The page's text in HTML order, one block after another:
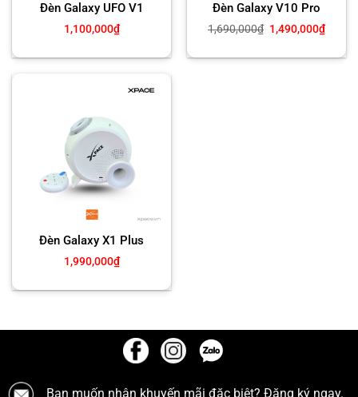
Đèn Galaxy UFO V1
1,100,000₫
Đèn Galaxy V10 Pro
1,690,000₫ Giá
gốc
1,690,000₫.
1,490,000₫Giá
hiện
là:
Đèn Galaxy X1 Plus
1,990,000₫
Bạn muốn nhận khuyến mãi đặc biệt? Đăng ký ngay.